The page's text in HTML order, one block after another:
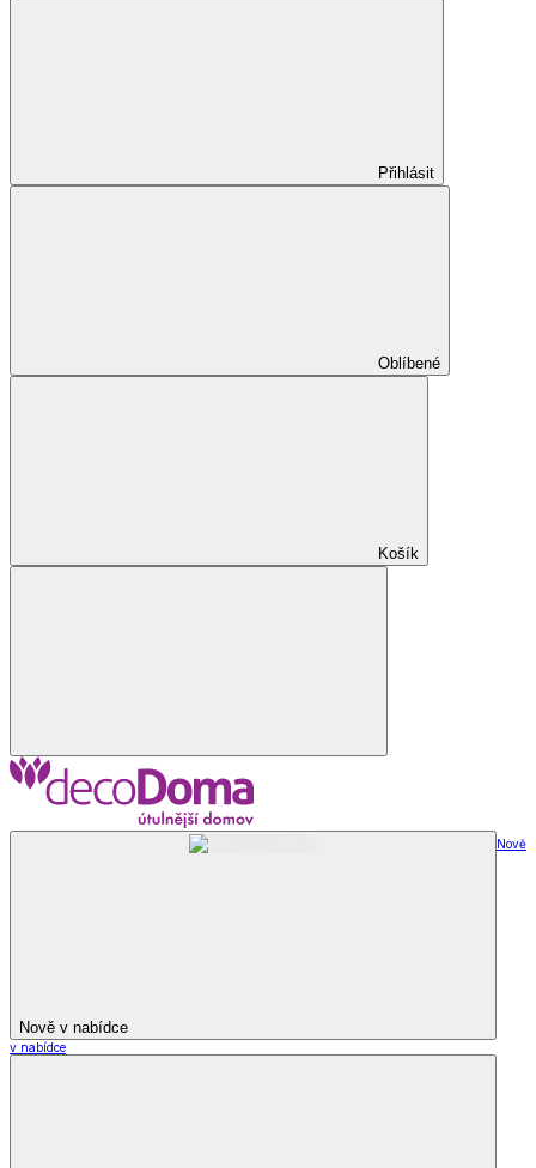
Přihlásit
Oblíbené
Košík
Nově v nabídce
Nově
v nabídce